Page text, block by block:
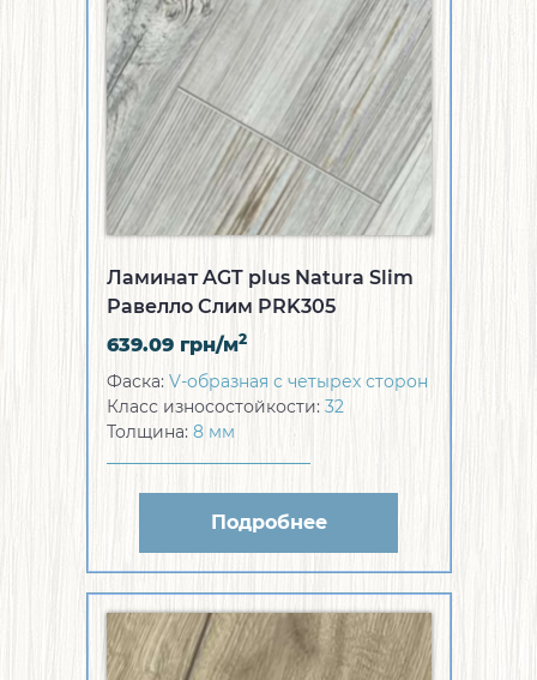
Ламинат AGT plus Natura Slim
Равелло Слим PRK305
639.09 грн/м2
Фаска: V-образная с четырех сторон
Класс износостойкости: 32
Толщина: 8 мм
Подробнее